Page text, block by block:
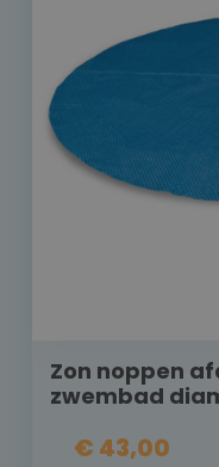
Zon noppen
zwembad
€ 43,00